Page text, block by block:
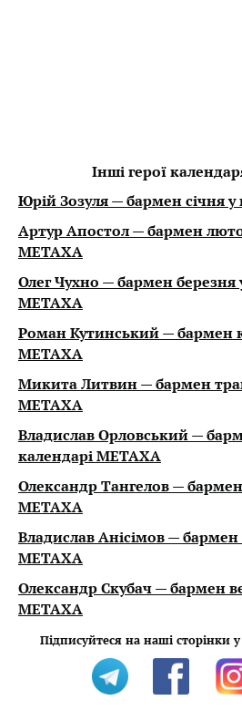
Інші герої
Юрій Зозуля — бармен січня у
Артур Апостол — бармен
METAXA
Олег Чухно — бармен березня
METAXA
Роман Кутинський — бармен
METAXA
Микита Литвин — бармен
METAXA
Владислав Орловський —
календарі METAXA
Олександр Тангелов —
METAXA
Владислав Анісімов — бармен
METAXA
Олександр Скубач — бармен
METAXA
Підписуйтеся на наші сторінки